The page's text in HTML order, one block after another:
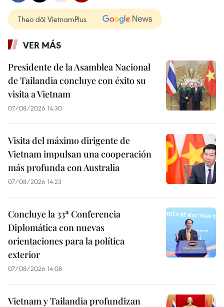
Theo dõi VietnamPlus
VER MÁS
Presidente de la Asamblea Nacional
de Tailandia concluye con éxito su
visita a Vietnam
07/08/2026 14:30
Visita del máximo dirigente de
Vietnam impulsan una cooperación
más profunda con Australia
07/08/2026 14:23
Concluye la 33ª Conferencia
Diplomática con nuevas
orientaciones para la política
exterior
07/08/2026 14:08
Vietnam y Tailandia profundizan